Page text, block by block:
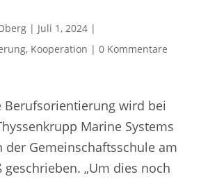
| Juli 1, 2024|
, Kooperation | 0 Kommentare
Berufsorientierung wird bei
Marine Systems
der Gemeinschaftsschule am
geschrieben. „Um dies noch